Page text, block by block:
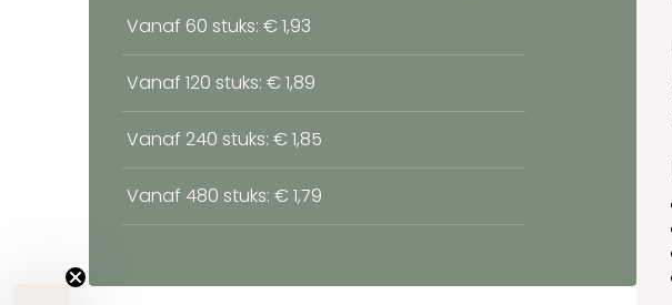
Vanaf 60 stuks: € 1,93
Vanaf 120 stuks: € 1,89
Vanaf 240 stuks: € 1,85
Vanaf 480 stuks: € 1,79